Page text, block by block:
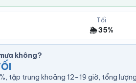
Tối
🌦️ 35%
không?
tập trung khoảng 12–19 giờ, tổng